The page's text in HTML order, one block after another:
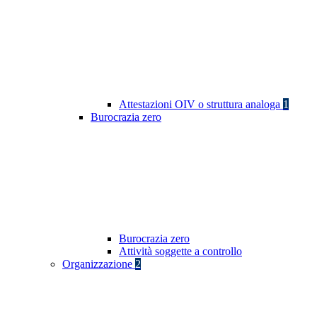
Attestazioni OIV o struttura analoga 1
Burocrazia zero
Burocrazia zero
Attività soggette a controllo
Organizzazione 2